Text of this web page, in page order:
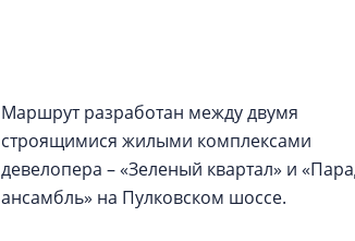
Маршрут разработан между двумя
строящимися жилыми комплексами
девелопера – «Зеленый квартал» и
ансамбль» на Пулковском шоссе.
один